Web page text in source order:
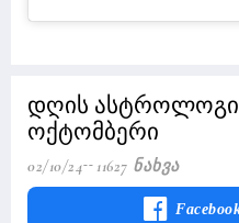
დღის
ოქტომბერი
02/10/24 11627 Ნახვა